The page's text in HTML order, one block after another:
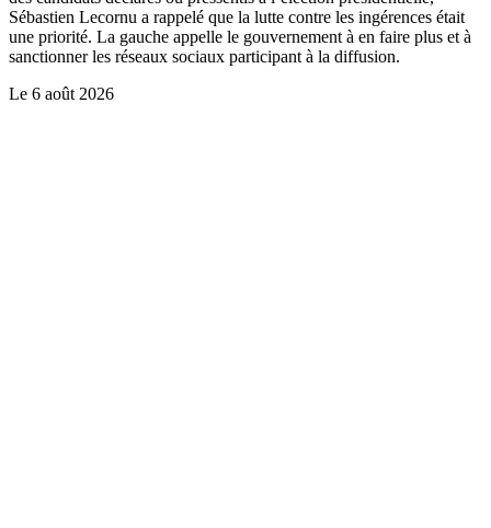
Sébastien Lecornu a rappelé que la lutte contre les ingérences était
une priorité. La gauche appelle le gouvernement à en faire plus et à
sanctionner les réseaux sociaux participant à la diffusion.
Le 6 août 2026